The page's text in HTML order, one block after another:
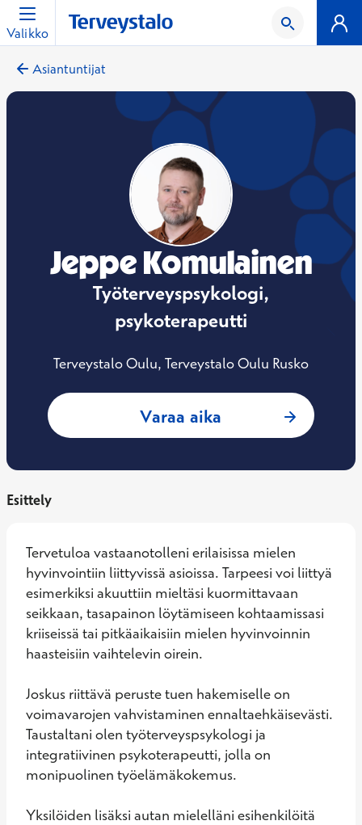
Valikko
Asiantuntijat
Jeppe Komulainen
Työterveyspsykologi,
psykoterapeutti
Terveystalo Oulu, Terveystalo Oulu Rusko
Varaa aika : Jeppe
Esittely
Tervetuloa vastaanotolleni erilaisissa mielen
hyvinvointiin liittyvissä asioissa. Tarpeesi voi liittyä
esimerkiksi akuuttiin mieltäsi kuormittavaan
seikkaan, tasapainon löytämiseen kohtaamissasi
kriiseissä tai pitkäaikaisiin mielen hyvinvoinnin
haasteisiin vaihtelevin oirein.
Joskus riittävä peruste tuen hakemiselle on
voimavarojen vahvistaminen ennaltaehkäisevästi.
Taustaltani olen työterveyspsykologi ja
integratiivinen psykoterapeutti, jolla on
monipuolinen työelämäkokemus.
Yksilöiden lisäksi autan mielelläni esihenkilöitä